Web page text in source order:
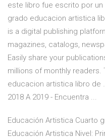
este libro fue escrito por
grado educacion artistica
is a digital publishing
magazines, catalogs,
Easily share your
millions of monthly readers.
educacion artistica libro de
2018 A 2019 - Encuentra ...
Educación Artistica Cuarto
Educación Artistica Nivel: